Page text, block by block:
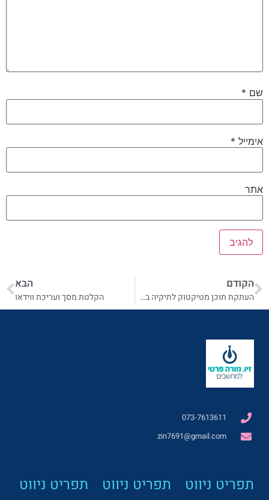
שם *
אימייל *
אתר
הקודם
העתקת תוכן מטיקטוק לתיקיה במחשב
הבא
הקלטת מסך ועריכת ווידאו
073-7613611
zin7691@gmail.com
תפריט ניווט תפריט ניווט תפריט ניווט